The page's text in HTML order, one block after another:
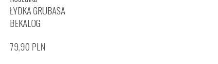
ŁYDKA GRUBASA
BEKALOG
79,90 PLN